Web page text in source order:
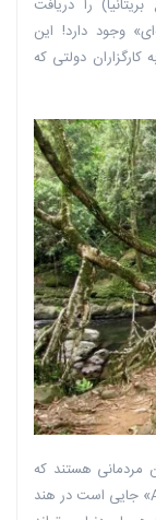
را دریافت
وجود دارد! این
دولتی که
مردمانی هستند که
تمدن مدرن تقریبا به آن جا نرسیده است!«Auroville» جایی است در هند